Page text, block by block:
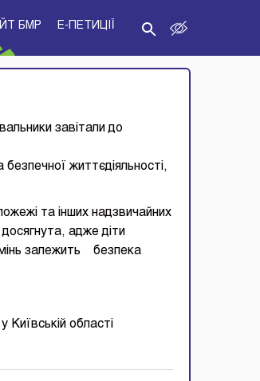
БМР E-ПЕТИЦІЇ
завітали до
життєдіяльності,
та інших надзвичайних
адже діти
залежить безпека
області